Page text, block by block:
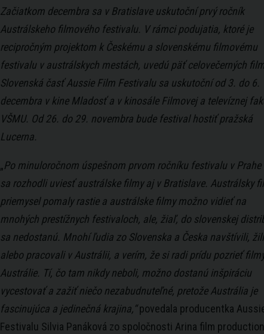
Začiatkom decembra sa v Bratislave uskutoční prvý ročník
Austrálskeho filmového festivalu. V rámci podujatia, ktoré je
recipročným projektom k Českému a slovenskému filmovému
festivalu v austrálskych mestách, uvedú päť celovečerných
Slovenská časť Aussie Film Festivalu sa uskutoční od 3. do 6.
decembra v kine Mladosť a v kinosále Filmovej a televíznej
VŠMU. Od 26. do 29. novembra bude festival hostiť pražská
Lucerna.
„Po minuloročnom úspešnom prvom ročníku festivalu v Prahe
sa rozhodli uviesť austrálske filmy aj v Bratislave. Austrálsky
priemysel pomaly rastie a austrálske filmy možno vidieť na
mnohých prestížnych festivaloch, ale, žiaľ, do slovenskej
sa nedostanú. Mnohí ľudia zo Slovenska a Česka navštívili, žili
alebo pracovali v Austrálii, a verím, že si radi prídu pozrieť
Austrálie. Tí, čo tam nikdy neboli, možno dostanú inšpiráciu
vycestovať a zažiť niečo nezabudnuteľné, pretože Austrália je
fascinujúca a jedinečná krajina,“povedala producentka
Festivalu Silvia Panáková zo spoločnosti Arina film